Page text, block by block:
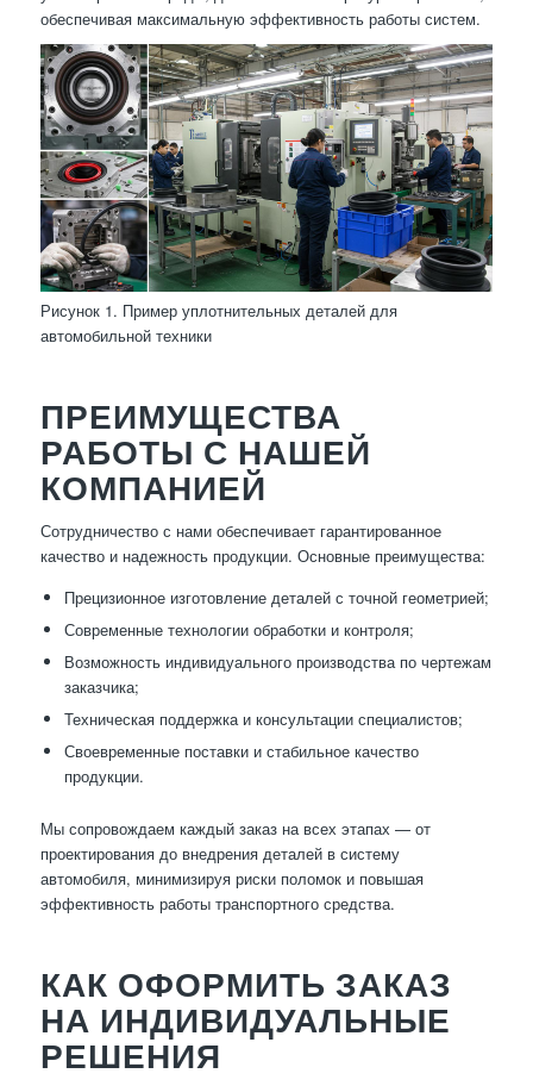
обеспечивая максимальную эффективность работы систем.
Рисунок 1. Пример уплотнительных деталей для
автомобильной техники
ПРЕИМУЩЕСТВА
РАБОТЫ С НАШЕЙ
КОМПАНИЕЙ
Сотрудничество с нами обеспечивает гарантированное
качество и надежность продукции. Основные преимущества:
Прецизионное изготовление деталей с точной геометрией;
Современные технологии обработки и контроля;
Возможность индивидуального производства по чертежам
заказчика;
Техническая поддержка и консультации специалистов;
Своевременные поставки и стабильное качество
продукции.
Мы сопровождаем каждый заказ на всех этапах — от
проектирования до внедрения деталей в систему
автомобиля, минимизируя риски поломок и повышая
эффективность работы транспортного средства.
КАК ОФОРМИТЬ ЗАКАЗ
НА ИНДИВИДУАЛЬНЫЕ
РЕШЕНИЯ